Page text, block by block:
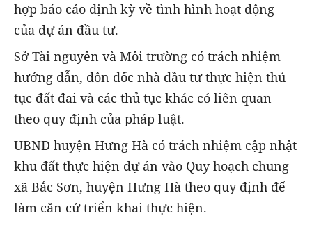
hợp báo cáo định kỳ về tình hình hoạt động
của dự án đầu tư.
Sở Tài nguyên và Môi trường có trách nhiệm
hướng dẫn, đôn đốc nhà đầu tư thực hiện thủ
tục đất đai và các thủ tục khác có liên quan
theo quy định của pháp luật.
UBND huyện Hưng Hà có trách nhiệm cập nhật
khu đất thực hiện dự án vào Quy hoạch chung
xã Bắc Sơn, huyện Hưng Hà theo quy định để
làm căn cứ triển khai thực hiện.